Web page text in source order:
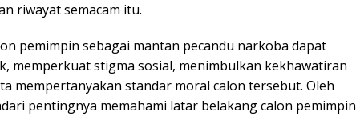
riwayat semacam itu.
pemimpin sebagai mantan pecandu narkoba dapat
memperkuat stigma sosial, menimbulkan kekhawatiran
mempertanyakan standar moral calon tersebut. Oleh
pentingnya memahami latar belakang calon pemimpin